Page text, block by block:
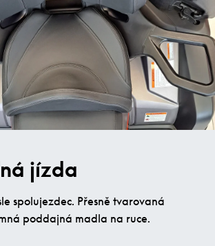
jízda
spolujezdec. Přesně tvarovaná
poddajná madla na ruce.